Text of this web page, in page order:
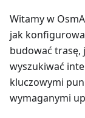
Witamy w
jak
budować trasę,
wyszukiwać
kluczowymi
wymaganymi